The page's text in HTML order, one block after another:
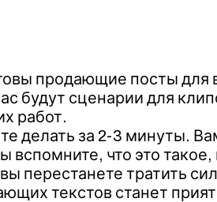
продающие посты для
будут сценарии для
работ.
делать за 2-3 минуты.
что это
перестанете тратить
текстов станет